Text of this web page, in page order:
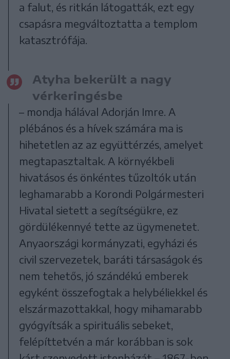
a falut, és ritkán látogatták, ezt egy
csapásra megváltoztatta a templom
katasztrófája.
Atyha bekerült a nagy
vérkeringésbe
– mondja hálával Adorján Imre. A
plébános és a hívek számára ma is
hihetetlen az az együttérzés, amelyet
megtapasztaltak. A környékbeli
hivatásos és önkéntes tűzoltók után
leghamarabb a Korondi Polgármesteri
Hivatal sietett a segítségükre, ez
gördülékennyé tette az ügymenetet.
Anyaországi kormányzati, egyházi és
civil szervezetek, baráti társaságok és
nem tehetős, jó szándékú emberek
egyként összefogtak a helybéliekkel és
elszármazottakkal, hogy mihamarabb
gyógyítsák a spirituális sebeket,
felépíttetvén a már korábban is sok